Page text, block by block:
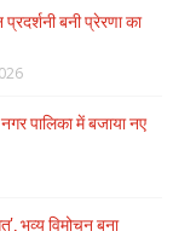
बनी प्रेरणा का
पालिका में बजाया नए
भव्य विमोचन बना